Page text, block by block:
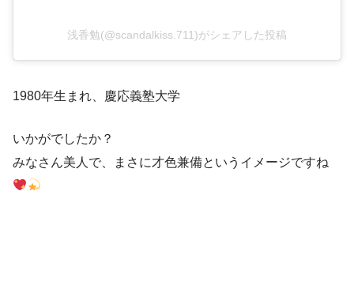
浅香勉(@scandalkiss.711)がシェアした投稿
1980年生まれ、慶応義塾大学
いかがでしたか？
みなさん美人で、まさに才色兼備というイメージですね